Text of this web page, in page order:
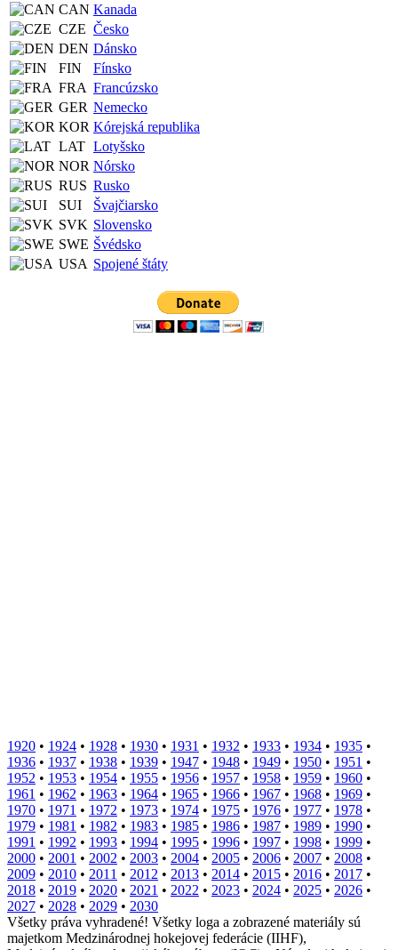
CAN Kanada
CZE Česko
DEN Dánsko
FIN
Fínsko
FRA Francúzsko
GER Nemecko
KOR Kórejská republika
LAT Lotyšsko
NOR Nórsko
RUS Rusko
SUI
Švajčiarsko
SVK Slovensko
SWE Švédsko
USA Spojené štáty
1920 • 1924 • 1928 • 1930 • 1931 • 1932 • 1933 • 1934 • 1935 •
1936 • 1937 • 1938 • 1939 • 1947 • 1948 • 1949 • 1950 • 1951 •
1952 • 1953 • 1954 • 1955 • 1956 • 1957 • 1958 • 1959 • 1960 •
1961 • 1962 • 1963 • 1964 • 1965 • 1966 • 1967 • 1968 • 1969 •
1970 • 1971 • 1972 • 1973 • 1974 • 1975 • 1976 • 1977 • 1978 •
1979 • 1981 • 1982 • 1983 • 1985 • 1986 • 1987 • 1989 • 1990 •
1991 • 1992 • 1993 • 1994 • 1995 • 1996 • 1997 • 1998 • 1999 •
2000 • 2001 • 2002 • 2003 • 2004 • 2005 • 2006 • 2007 • 2008 •
2009 • 2010 • 2011 • 2012 • 2013 • 2014 • 2015 • 2016 • 2017 •
2018 • 2019 • 2020 • 2021 • 2022 • 2023 • 2024 • 2025 • 2026 •
2027 • 2028 • 2029 • 2030
Všetky práva vyhradené! Všetky loga a zobrazené materiály sú
majetkom Medzinárodnej hokejovej federácie (IIHF),